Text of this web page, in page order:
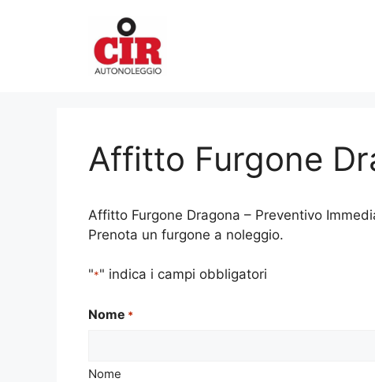
Affitto Furgone
Affitto Furgone Dragona – Preventivo
Prenota un furgone a noleggio.
"*" indica i campi obbligatori
Nome *
Nome